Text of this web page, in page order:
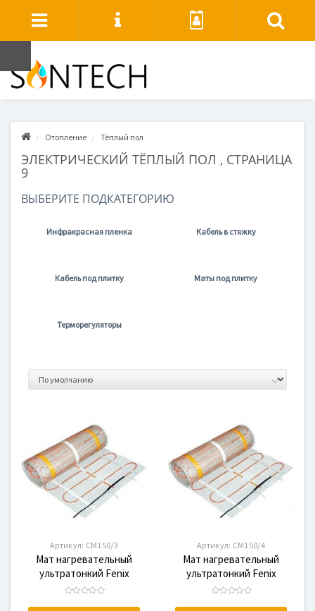
Отопление Тёплый пол
ЭЛЕКТРИЧЕСКИЙ ТЁПЛЫЙ ПОЛ , СТРАНИЦА
9
ВЫБЕРИТЕ ПОДКАТЕГОРИЮ
Инфракрасная пленка Кабель в стяжку
Кабель под плитку Маты под плитку
Терморегуляторы
Артикул: CM150/3
Мат нагревательный
ультратонкий Fenix
CM150/3, 450 Вт
Артикул: CM150/4
Мат нагревательный
ультратонкий Fenix
CM150/4, 600 Вт